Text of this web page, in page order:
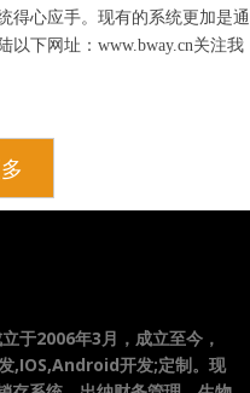
得心应手。现有的系统更加是通
以下网址： www.bway.cn关注我
于2006年3月，成立至今，
,IOS,Android开发;定制。现